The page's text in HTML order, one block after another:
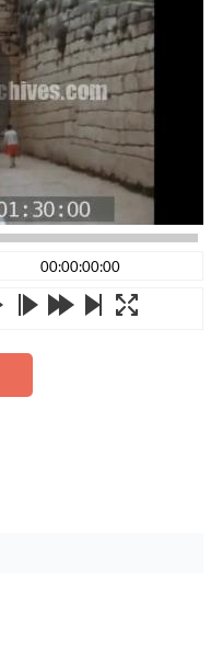
00:00:00:00